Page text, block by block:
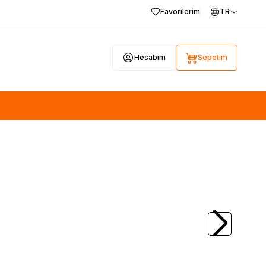
Favorilerim TR
Hesabım Sepetim
BN44-00423A, PD46A1_BSM,
46A1, PSLF151A03A, KTL SU10054-10042,
Samsung UE32D5720RS, LTJ320HN03-J